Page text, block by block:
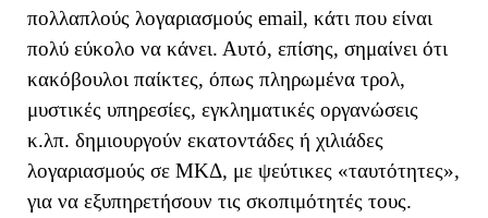
πολλαπλούς λογαριασμούς email, κάτι που είναι
πολύ εύκολο να κάνει. Αυτό, επίσης, σημαίνει ότι
κακόβουλοι παίκτες, όπως πληρωμένα τρολ,
μυστικές υπηρεσίες, εγκληματικές οργανώσεις
κ.λπ. δημιουργούν εκατοντάδες ή χιλιάδες
λογαριασμούς σε ΜΚΔ, με ψεύτικες «ταυτότητες»,
για να εξυπηρετήσουν τις σκοπιμότητές τους.